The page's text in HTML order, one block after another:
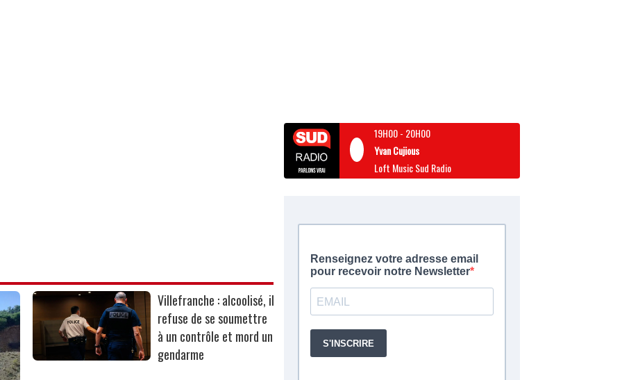
Villefranche : alcoolisé, il
refuse de se soumettre
à un contrôle et mord un
gendarme
19H00- 20H00
Yvan Cujious
Loft Music Sud Radio